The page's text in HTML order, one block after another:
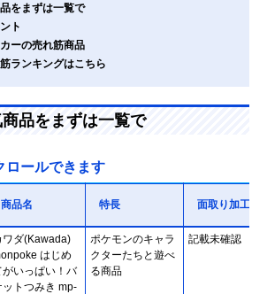
をまずは一覧で
ト
ーの売れ筋商品
ランキングはこちら
品をまずは一覧で
ールできます
商品名 特長 面取り加工
ワダ(Kawada)
はじめ
がいっぱい！バ
ットつみき mp-
ポケモンのキャラ
クターたちと遊べ
る商品
記載未確認